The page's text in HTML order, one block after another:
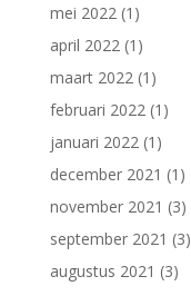
mei 2022 (1)
april 2022 (1)
maart 2022 (1)
februari 2022 (1)
januari 2022 (1)
december 2021 (1)
november 2021 (3)
september 2021 (3)
augustus 2021 (3)